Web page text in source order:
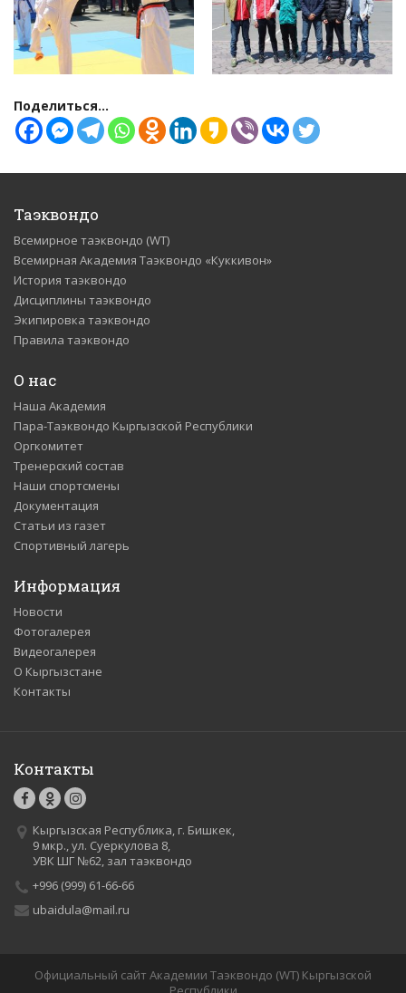
Поделиться...
Таэквондо
Всемирное таэквондо (WT)
Всемирная Академия Таэквондо «Куккивон»
История таэквондо
Дисциплины таэквондо
Экипировка таэквондо
Правила таэквондо
О нас
Наша Академия
Пара-Таэквондо Кыргызской Республики
Оргкомитет
Тренерский состав
Наши спортсмены
Документация
Статьи из газет
Спортивный лагерь
Информация
Новости
Фотогалерея
Видеогалерея
О Кыргызстане
Контакты
Контакты
Кыргызская Республика, г. Бишкек,
9 мкр., ул. Суеркулова 8,
УВК ШГ №62, зал таэквондо
+996 (999) 61-66-66
ubaidula@mail.ru
Официальный сайт Академии Таэквондо (WT) Кыргызской